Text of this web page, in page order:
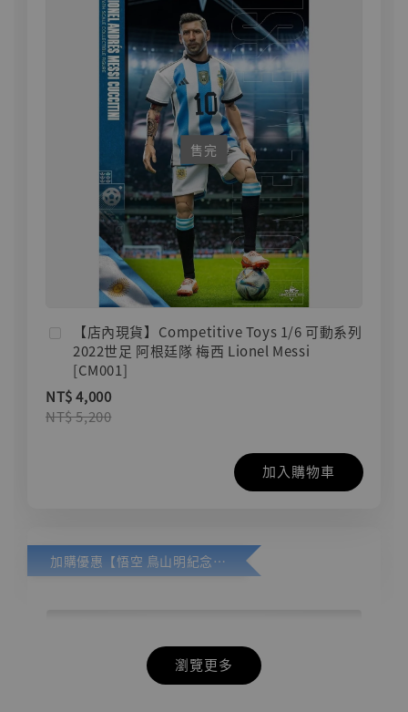
售完
【店內現貨】Competitive Toys 1/6 可動系列
2022世足 阿根廷隊 梅西 Lionel Messi
[CM001]
NT$ 4,000
NT$ 5,200
加入購物車
加購優惠【悟空 鳥山明紀念款 [奇蹟工作室]】
瀏覽更多